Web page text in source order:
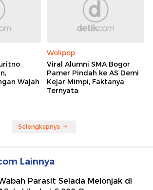
Wajah
Wolipop
Viral Alumni SMA Bogor
Pamer Pindah ke AS Demi
Kejar Mimpi, Faktanya
Ternyata
Selengkapnya
Lainnya
Parasit Selada Melonjak di